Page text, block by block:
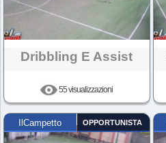
Dribbling E Assist
55 visualizzazioni
IlCampetto OPPORTUNISTA